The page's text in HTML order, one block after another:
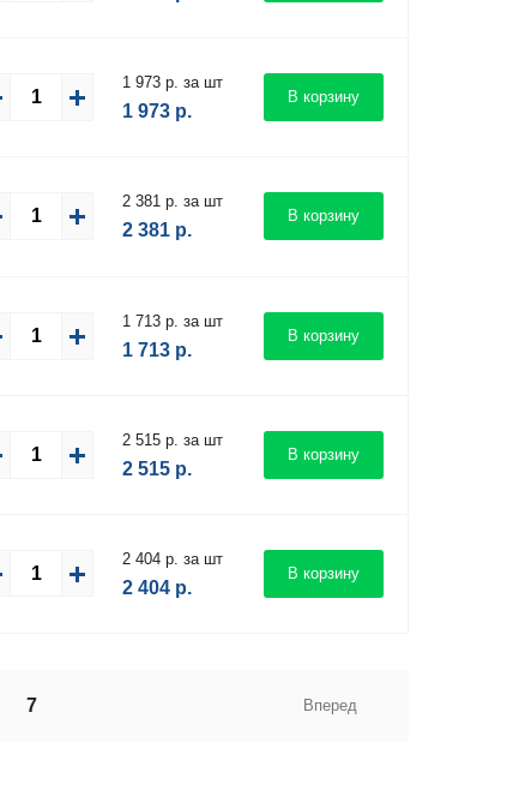
1 973 р. за шт
1 973 р.
В корзину
2 381 р. за шт
2 381 р.
В корзину
1 713 р. за шт
1 713 р.
В корзину
2 515 р. за шт
2 515 р.
В корзину
2 404 р. за шт
2 404 р.
В корзину
7 Вперед